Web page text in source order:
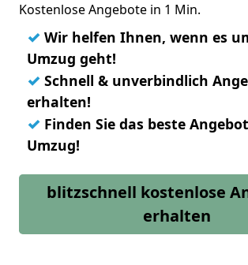
Kostenlose Angebote in 1 Min.
✓ Wir helfen Ihnen, wenn es
Umzug geht!
✓ Schnell & unverbindlich
erhalten!
✓ Finden Sie das beste
Umzug!
blitzschnell kostenlose
erhalten